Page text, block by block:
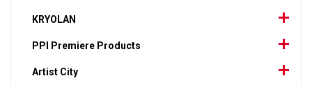
KRYOLAN
PPI Premiere Products
Artist City